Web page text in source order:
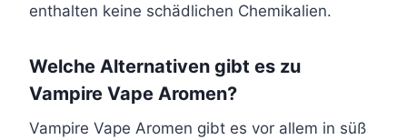
enthalten keine schädlichen Chemikalien.
Welche Alternativen gibt es zu
Vampire Vape Aromen?
Vampire Vape Aromen gibt es vor allem in süß